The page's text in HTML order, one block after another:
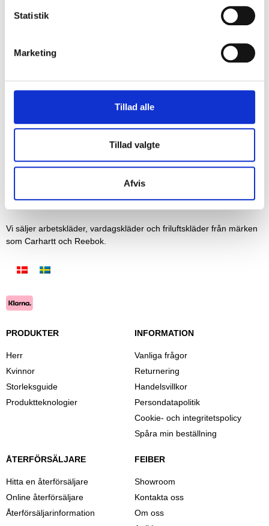
Statistik
Marketing
Tillad alle
Tillad valgte
Afvis
REGISTRERA
Vi säljer arbetskläder, vardagskläder och friluftskläder från märken
som Carhartt och Reebok.
PRODUKTER
Herr
Kvinnor
Storleksguide
Produktteknologier
INFORMATION
Vanliga frågor
Returnering
Handelsvillkor
Persondatapolitik
Cookie- och integritetspolicy
Spåra min beställning
ÅTERFÖRSÄLJARE
Hitta en återförsäljare
Online återförsäljare
Återförsäljarinformation
FEIBER
Showroom
Kontakta oss
Om oss